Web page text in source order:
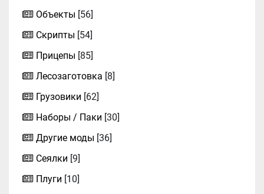
Объекты [56]
Скрипты [54]
Прицепы [85]
Лесозаготовка [8]
Грузовики [62]
Наборы / Паки [30]
Другие моды [36]
Сеялки [9]
Плуги [10]